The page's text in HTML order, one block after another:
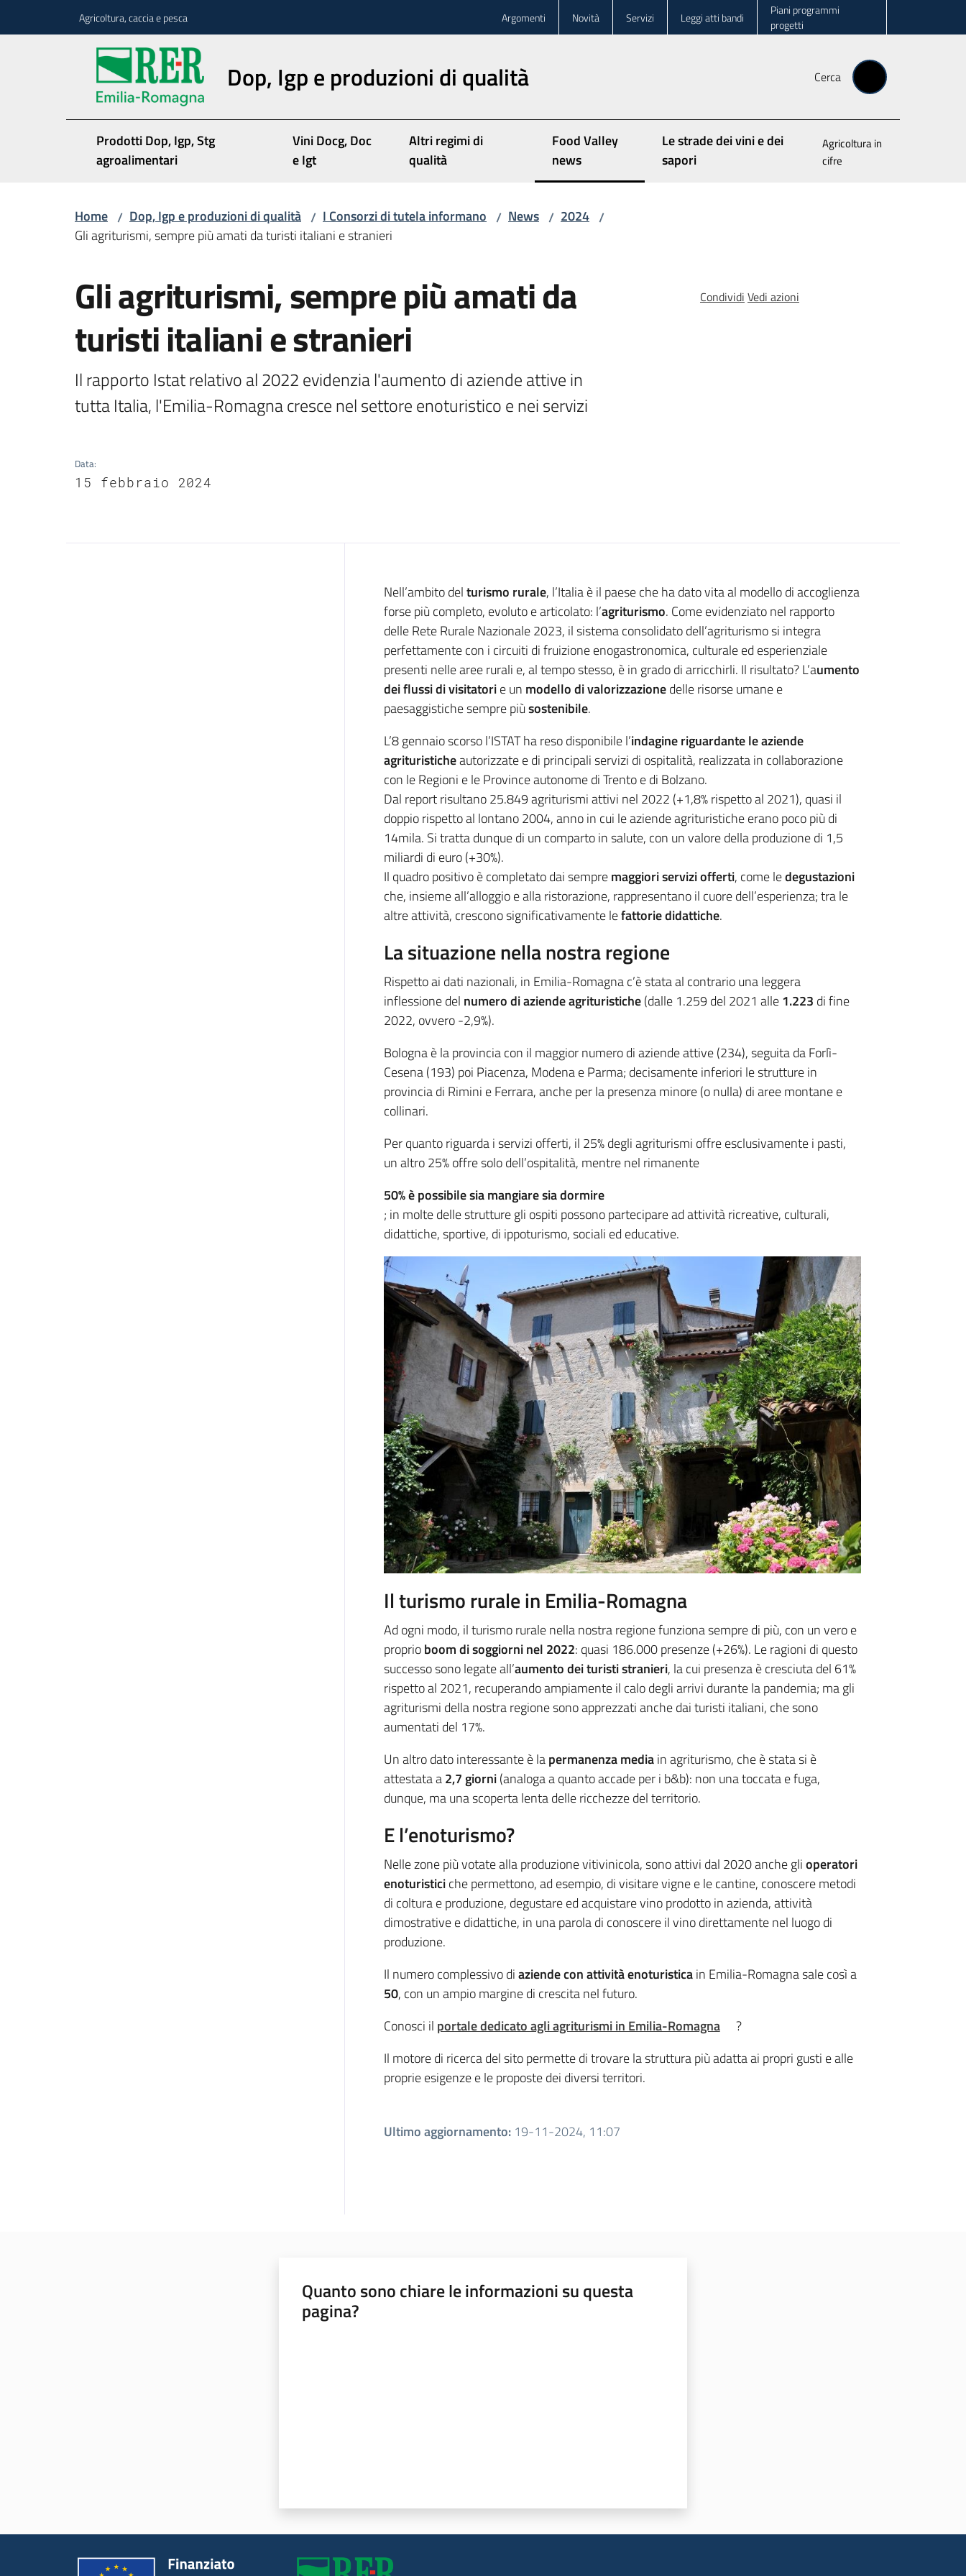
Agricoltura, caccia e pesca Argomenti Novità Servizi Leggi atti bandi
Piani programmi
progetti
Dop, Igp e produzioni di qualità Cerca
Prodotti Dop, Igp, Stg
agroalimentari
Vini Docg, Doc
e Igt
Altri regimi di
qualità
Food Valley
news
Menu selezionato
Le strade dei vini e dei
sapori
Agricoltura in
cifre
Home / Dop, Igp e produzioni di qualità / I Consorzi di tutela informano / News / 2024 /
Gli agriturismi, sempre più amati da turisti italiani e stranieri
Gli agriturismi, sempre più amati da
turisti italiani e stranieri
Il rapporto Istat relativo al 2022 evidenzia l'aumento di aziende attive in
tutta Italia, l'Emilia-Romagna cresce nel settore enoturistico e nei servizi
Data:
15 febbraio 2024
Condividi Vedi azioni
Introduzione
Nell’ambito delturismo rurale, l’Italia è il paese che ha dato vita al modello di accoglienza
forse più completo, evoluto e articolato: l’agriturismo. Come evidenziato nel rapporto
delle Rete Rurale Nazionale 2023, il sistema consolidato dell’agriturismo si integra
perfettamente con i circuiti di fruizione enogastronomica, culturale ed esperienziale
presenti nelle aree rurali e, al tempo stesso, è in grado di arricchirli. Il risultato? L’aumento
dei flussi di visitatorie un modello di valorizzazionedelle risorse umane e
paesaggistiche sempre piùsostenibile.
L’8 gennaio scorso l’ISTAT ha reso disponibile l’indagine riguardante le aziende
agrituristicheautorizzate e di principali servizi di ospitalità, realizzata in collaborazione
con le Regioni e le Province autonome di Trento e di Bolzano.
Dal report risultano 25.849 agriturismi attivi nel 2022 (+1,8% rispetto al 2021), quasi il
doppio rispetto al lontano 2004, anno in cui le aziende agrituristiche erano poco più di
14mila. Si tratta dunque di un comparto in salute, con un valore della produzione di 1,5
miliardi di euro (+30%).
Il quadro positivo è completato dai sempremaggiori servizi offerti, come ledegustazioni
che, insieme all’alloggio e alla ristorazione, rappresentano il cuore dell’esperienza; tra le
altre attività, crescono significativamente lefattorie didattiche.
La situazione nella nostra regione
Rispetto ai dati nazionali, in Emilia-Romagna c’è stata al contrario una leggera
inflessione del numero di aziende agrituristiche(dalle 1.259 del 2021 alle1.223 di fine
2022, ovvero -2,9%).
Bologna è la provincia con il maggior numero di aziende attive (234), seguita da Forlì-
Cesena (193) poi Piacenza, Modena e Parma; decisamente inferiori le strutture in
provincia di Rimini e Ferrara, anche per la presenza minore (o nulla) di aree montane e
collinari.
Per quanto riguarda i servizi offerti, il 25% degli agriturismi offre esclusivamente i pasti,
un altro 25% offre solo dell’ospitalità, mentre nel rimanente
50% è possibile sia mangiare sia dormire
; in molte delle strutture gli ospiti possono partecipare ad attività ricreative, culturali,
didattiche, sportive, di ippoturismo, sociali ed educative.
Il turismo rurale in Emilia-Romagna
Ad ogni modo, il turismo rurale nella nostra regione funziona sempre di più, con un vero e
proprioboom di soggiorni nel 2022: quasi 186.000 presenze (+26%). Le ragioni di questo
successo sono legate all’aumento dei turisti stranieri, la cui presenza è cresciuta del 61%
rispetto al 2021, recuperando ampiamente il calo degli arrivi durante la pandemia; ma gli
agriturismi della nostra regione sono apprezzati anche dai turisti italiani, che sono
aumentati del 17%.
Un altro dato interessante è lapermanenza mediain agriturismo, che è stata si è
attestata a2,7 giorni(analoga a quanto accade per i b&b): non una toccata e fuga,
dunque, ma una scoperta lenta delle ricchezze del territorio.
E l’enoturismo?
Nelle zone più votate alla produzione vitivinicola, sono attivi dal 2020 anche glioperatori
enoturisticiche permettono, ad esempio, di visitare vigne e le cantine, conoscere metodi
di coltura e produzione, degustare ed acquistare vino prodotto in azienda, attività
dimostrative e didattiche, in una parola di conoscere il vino direttamente nel luogo di
produzione.
Il numero complessivo diaziende con attività enoturisticain Emilia-Romagna sale così a
50, con un ampio margine di crescita nel futuro.
Conosci il portale dedicato agli agriturismi in Emilia-Romagna
?
Il motore di ricerca del sito permette di trovare la struttura più adatta ai propri gusti e alle
proprie esigenze e le proposte dei diversi territori.
Ultimo aggiornamento: 19-11-2024, 11:07
Quanto sono chiare le informazioni su questa
pagina?